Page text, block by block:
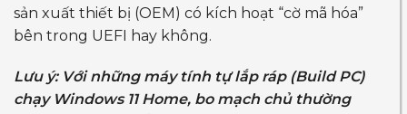
sản xuất thiết bị (OEM) có kích hoạt “cờ mã hóa”
bên trong UEFI hay không.
Lưu ý: Với những máy tính tự lắp ráp (Build PC)
chạy Windows 11 Home, bo mạch chủ thường